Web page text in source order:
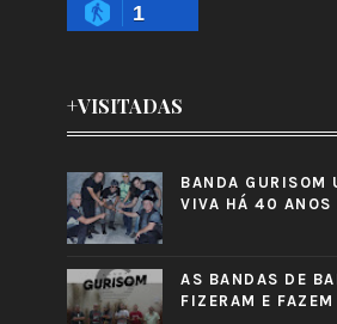
1
+VISITADAS
BANDA GURISOM
VIVA HÁ 40 ANOS
AS BANDAS DE
FIZERAM E